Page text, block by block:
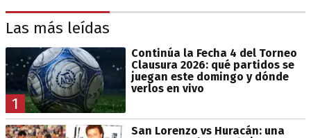
Las más leídas
1
Continúa la Fecha 4 del Torneo
Clausura 2026: qué partidos se
juegan este domingo y dónde
verlos en vivo
San Lorenzo vs Huracán: una